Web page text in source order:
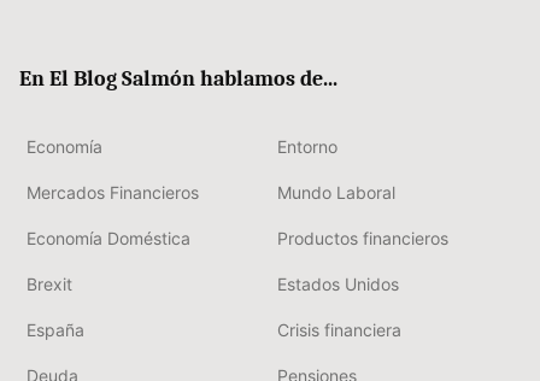
En El Blog Salmón hablamos de...
Economía Entorno
Mercados Financieros Mundo Laboral
Economía Doméstica Productos financieros
Brexit Estados Unidos
España Crisis financiera
Deuda Pensiones